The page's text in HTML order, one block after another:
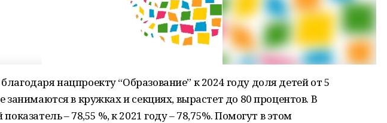
нацпроекту “Образование” к 2024 году доля детей от 5
занимаются в кружках и секциях, вырастет до 80 процентов. В
– 78,55 %, к 2021 году – 78,75%. Помогут в этом